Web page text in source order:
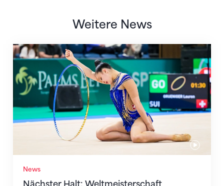
Weitere News
News
Nächster Halt: Weltmeisterschaft